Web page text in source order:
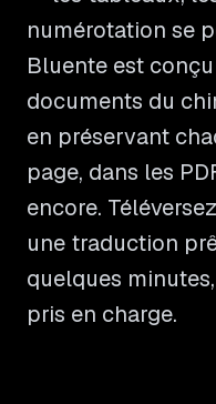
numérotation se
Bluente est
documents du
en préservant
page, dans les
encore.
une traduction
quelques
pris en charge.